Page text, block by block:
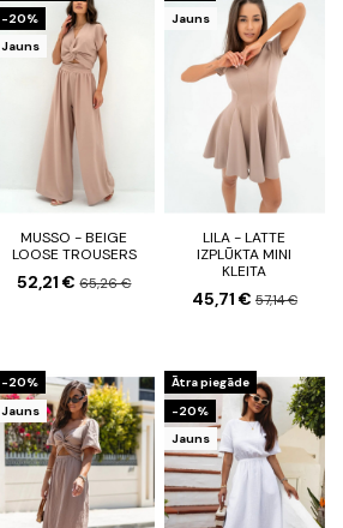
-20%
Jauns
MUSSO - BEIGE
LOOSE TROUSERS
52,21 €65,26 €
Jauns
LILA - LATTE
IZPLŪKTA MINI
KLEITA
45,71 € 57,14 €
-20%
Jauns
Ātra piegāde
-20%
Jauns